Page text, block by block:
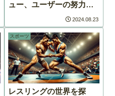
ュー、ユーザーの努力が
一部から厳しく批判され
2024.08.23
スポーツ
レスリングの世界を探